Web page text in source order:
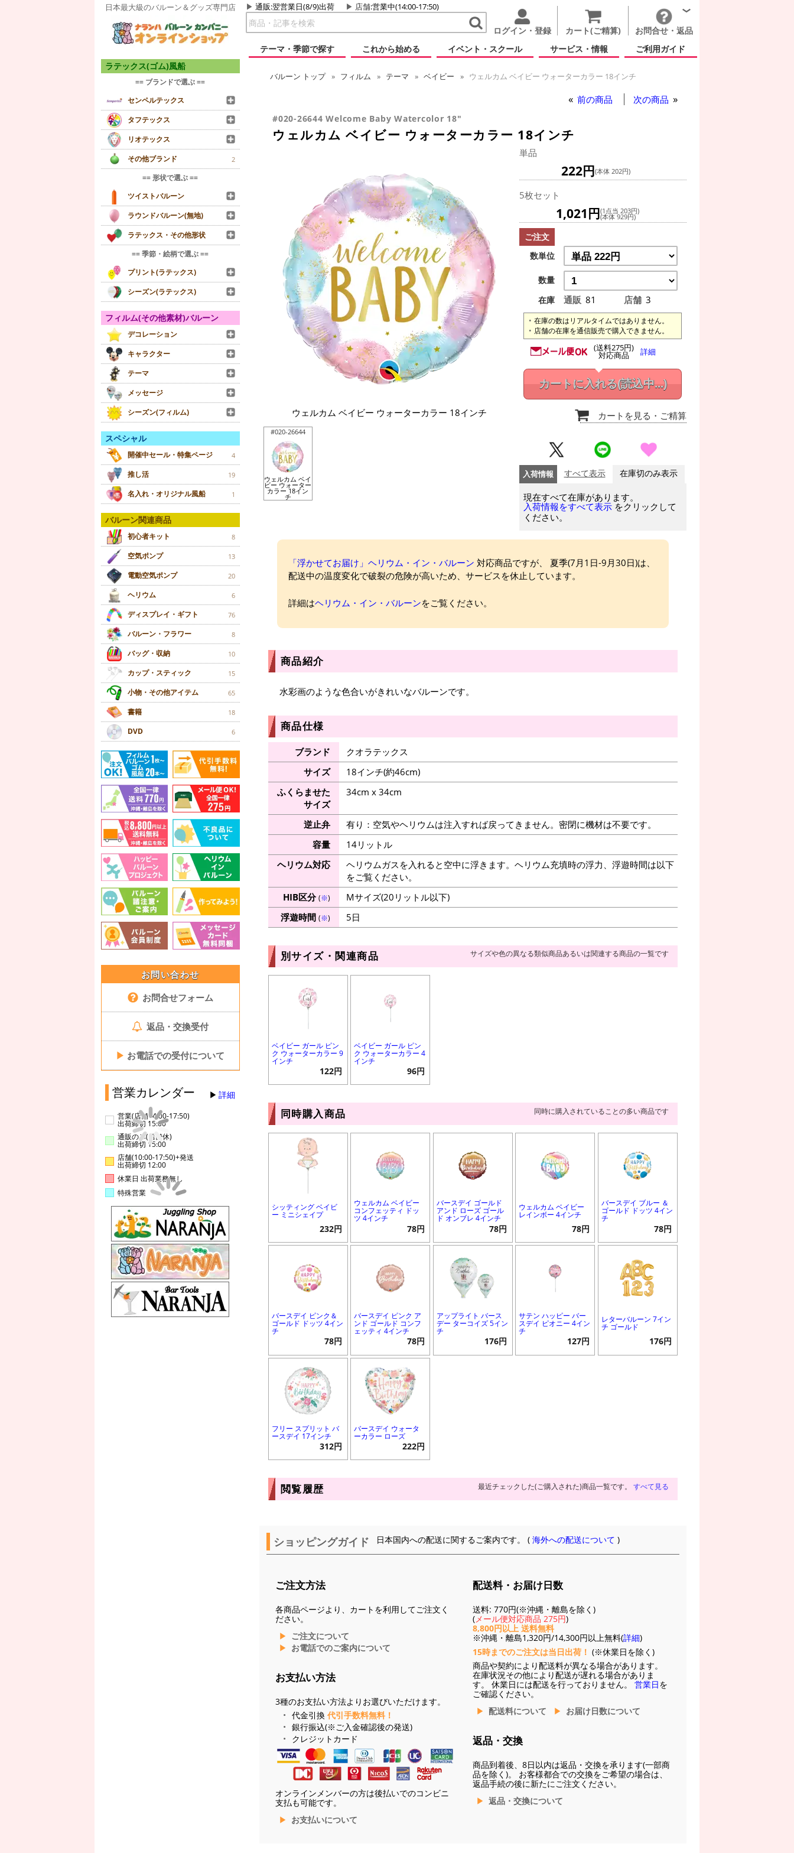
日本最大級のバルーン＆グッズ専門店 通販:翌営業日(8/9)出荷 店舗:営業中(14:00-17:50)
ログイン・登録 カート(ご精算)
お問合せ・返品
テーマ・季節で探す
これから始める イベント・スクール サービス・情報 ご利用ガイド
ラテックス(ゴム)風船
== ブランドで選ぶ ==
センペルテックス
タフテックス
リオテックス
その他ブランド
2
== 形状で選ぶ ==
ツイストバルーン
ラウンドバルーン(無地)
ラテックス・その他形状
== 季節・絵柄で選ぶ ==
プリント(ラテックス)
シーズン(ラテックス)
フィルム(その他素材)バルーン
デコレーション
キャラクター
テーマ
メッセージ
シーズン(フィルム)
スペシャル
開催中セール・特集ページ 4
推し活 19
名入れ・オリジナル風船 1
バルーン関連商品
初心者キット 8
空気ポンプ 13
電動空気ポンプ 20
ヘリウム 6
ディスプレイ・ギフト 76
バルーン・フラワー 8
バッグ・収納 10
カップ・スティック 15
小物・その他アイテム 65
書籍 18
DVD 6
お問い合わせ
お問合せフォーム
返品・交換受付
▶ お電話での受付について
営業カレンダー 詳細
営業(店舗14:00-17:50)
出荷締切 15:00
通販のみ(店舗休)
出荷締切 15:00
店舗(10:00-17:50)+発送
出荷締切 12:00
休業日 出荷業務無し
特殊営業
バルーン トップ フィルム テーマ ベイビー ウェルカム ベイビー ウォーターカラー 18インチ
前の商品 次の商品
#020-26644 Welcome Baby Watercolor 18"
ウェルカム ベイビー ウォーターカラー 18インチ
ウェルカム ベイビー ウォーターカラー 18インチ
#020-26644
ウェルカム ベイ
ビー ウォーター
カラー 18イン
チ
単品
222円(本体 202円)
5枚セット
1,021円(1点当 203円)
(本体 929円)
ご注文
数単位
数量
在庫
通販 81 店舗 3
在庫の数はリアルタイムではありません。
店舗の在庫を通信販売で購入できません。
(送料275円)
対応商品 詳細
カートに入れる(読込中...)
カートを見る ・ご精算
入荷情報 すべて表示 在庫切のみ表示
現在すべて在庫があります。
入荷情報をすべて表示 をクリックして
ください。
「浮かせてお届け」ヘリウム・イン・バルーン 対応商品ですが、 夏季(7月1日-9月30日)は、
配送中の温度変化で破裂の危険が高いため、サービスを休止しています。
詳細はヘリウム・イン・バルーンをご覧ください。
商品紹介
水彩画のような色合いがきれいなバルーンです。
商品仕様
ブランド
クオラテックス
サイズ
18インチ(約46cm)
ふくらませた
サイズ
34cm x 34cm
逆止弁
有り：空気やヘリウムは注入すれば戻ってきません。密閉に機材は不要です。
容量
14リットル
ヘリウム対応
ヘリウムガスを入れると空中に浮きます。ヘリウム充填時の浮力、浮遊時間は以下
をご覧ください。
HIB区分(※)
Mサイズ(20リットル以下)
浮遊時間 (※) 5日
別サイズ・関連商品 サイズや色の異なる類似商品あるいは関連する商品の一覧です
ベイビー ガール ピン
ク ウォーターカラー 9
インチ
122円
ベイビー ガール ピン
ク ウォーターカラー 4
インチ
96円
同時購入商品 同時に購入されていることの多い商品です
シッティング ベイビ
ー ミニシェイプ
232円
ウェルカム ベイビー
コンフェッティ ドッ
ツ 4インチ
78円
バースデイ ゴールド
アンド ローズ ゴール
ド オンブレ 4インチ
78円
ウェルカム ベイビー
レインボー 4インチ
78円
バースデイ ブルー ＆
ゴールド ドッツ 4イン
チ
78円
バースデイ ピンク＆
ゴールド ドッツ 4イン
チ
78円
バースデイ ピンク ア
ンド ゴールド コンフ
ェッティ 4インチ
78円
アップライト バース
デー ターコイズ 5イン
チ
176円
サテン ハッピー バー
スデイ ピオニー 4イン
チ
127円
レターバルーン 7イン
チ ゴールド
176円
フリー スプリット バ
ースデイ 17インチ
312円
バースデイ ウォータ
ーカラー ローズ
222円
閲覧履歴 最近チェックした(ご購入された)商品一覧です。 すべて見る
ショッピングガイド 日本国内への配送に関するご案内です。 (海外への配送について )
ご注文方法
各商品ページより、カートを利用してご注文く
ださい。
ご注文について
お電話でのご案内について
お支払い方法
3種のお支払い方法よりお選びいただけます。
代金引換 代引手数料無料！
銀行振込(※ご入金確認後の発送)
クレジットカード
オンラインメンバーの方は後払いでのコンビニ
支払も可能です。
お支払いについて
配送料・お届け日数
送料: 770円(※沖縄・離島を除く)
(メール便対応商品 275円)
8,800円以上 送料無料
※沖縄・離島1,320円/14,300円以上無料(詳細)
15時までのご注文は当日出荷！ (※休業日を除く)
商品や契約により配送料が異なる場合があります。
在庫状況その他により配送が遅れる場合がありま
す。 休業日には配送を行っておりません。 営業日を
ご確認ください。
配送料について
お届け日数について
返品・交換
商品到着後、8日以内は返品・交換を承ります(一部商
品を除く)。 お客様都合での交換をご希望の場合は、
返品手続の後に新たにご注文ください。
返品・交換について